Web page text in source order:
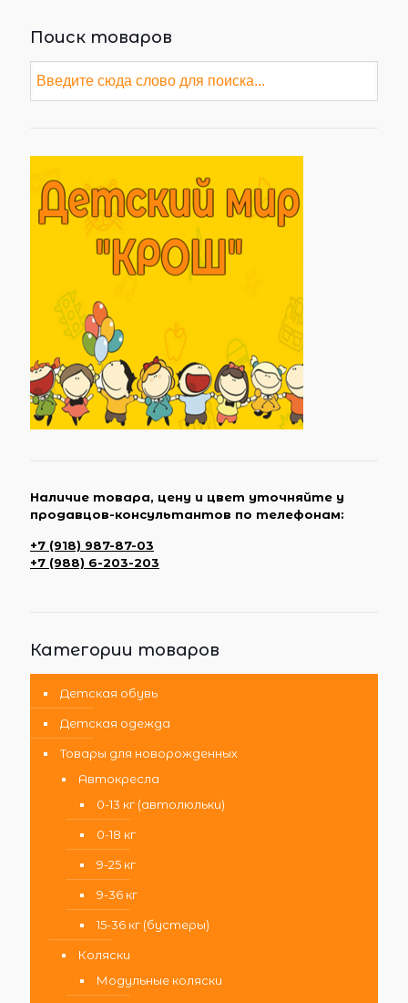
Поиск товаров
Наличие товара, цену и цвет уточняйте у
продавцов-консультантов по телефонам:
+7 (918) 987-87-03
+7 (988) 6-203-203
Категории товаров
Детская обувь
Детская одежда
Товары для новорожденных
Автокресла
0-13 кг (автолюльки)
0-18 кг
9-25 кг
9-36 кг
15-36 кг (бустеры)
Коляски
Модульные коляски